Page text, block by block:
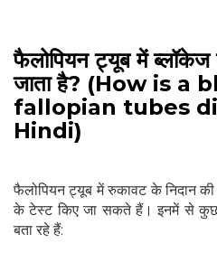
फैलोपियन ट्यूब में ब्लॉकेज
जाता है? (How is
fallopian tubes
Hindi)
फैलोपियन ट्यूब में रुकावट के निदान
के टेस्ट किए जा सकते हैं। इनमें से
बता रहे हैं: